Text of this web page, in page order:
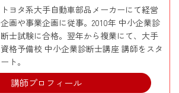
トヨタ系大手自動車部品メーカーにて経営
企画や事業企画に従事。2010年 中小企業診
断士試験に合格。翌年から複業にて、大手
資格予備校 中小企業診断士講座 講師をスタ
ート。
講師プロフィール